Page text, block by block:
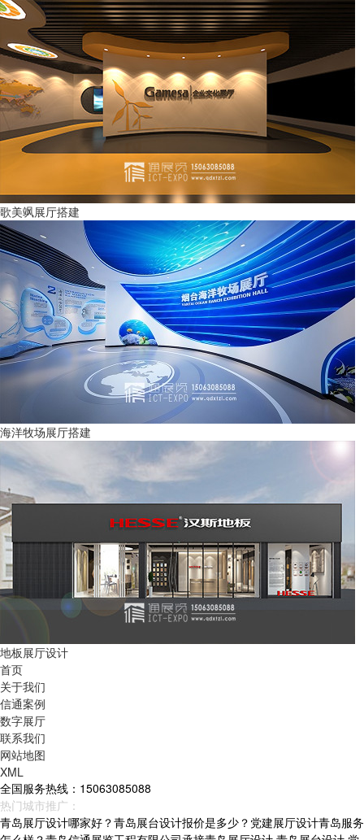
歌美飒展厅搭建
海洋牧场展厅搭建
地板展厅设计
首页
关于我们
信通案例
数字展厅
联系我们
网站地图
XML
全国服务热线：15063085088
热门城市推广：
青岛展厅设计哪家好？青岛展台设计报价是多少？党建展厅设计青岛服务